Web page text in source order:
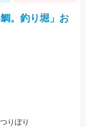
。釣り堀」お
りぼり